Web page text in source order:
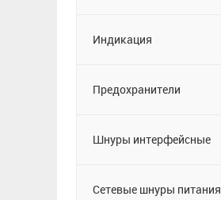
Индикация
Предохранители
Шнуры интерфейсные
Сетевые шнуры питания